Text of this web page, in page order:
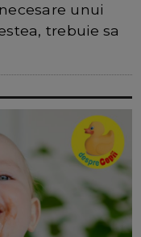
unui
trebuie sa